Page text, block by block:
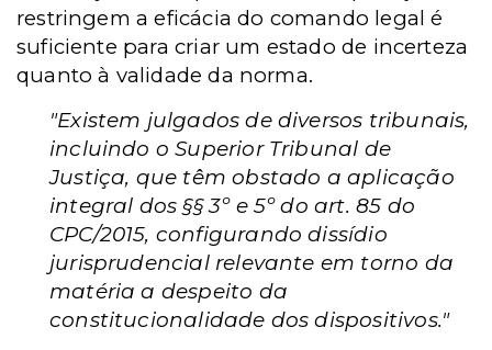
restringem a eficácia do comando legal é
suficiente para criar um estado de incerteza
quanto à validade da norma.
"Existem julgados de diversos tribunais,
incluindo o Superior Tribunal de
Justiça, que têm obstado a aplicação
integral dos §§ 3º e 5º do art. 85 do
CPC/2015, configurando dissídio
jurisprudencial relevante em torno da
matéria a despeito da
constitucionalidade dos dispositivos."